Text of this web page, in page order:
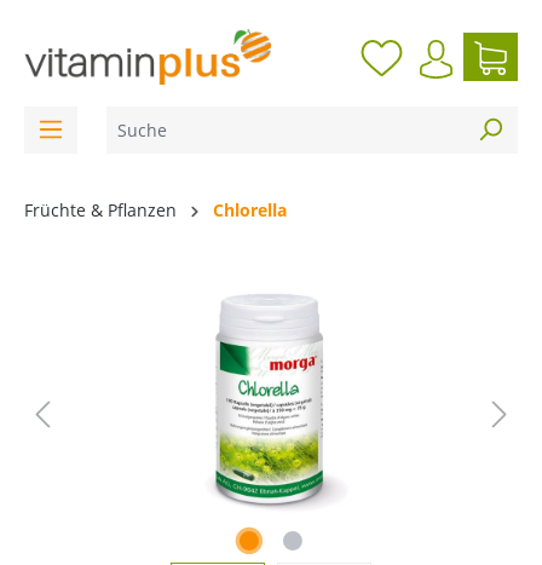
Früchte & Pflanzen Chlorella